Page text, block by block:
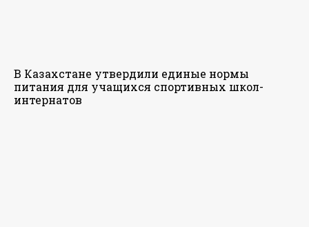
В Казахстане утвердили единые нормы
питания для учащихся спортивных школ-
интернатов